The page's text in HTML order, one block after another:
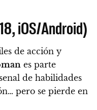
iOS/Android)
de acción y
es parte
de habilidades
pero se pierde en